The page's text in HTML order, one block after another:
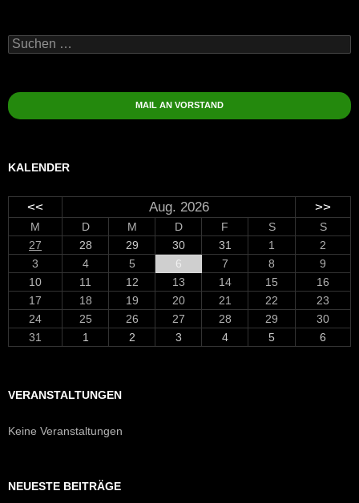
Suchen
nach:
MAIL AN VORSTAND
KALENDER
<< Aug. 2026 >>
M D M D F S
S
27
28 29 30 31 1
2
3
4 5 6 7 8
9
10
11 12 13 14 15
16
17
18 19 20 21 22
23
24
25 26 27 28 29
30
31
1 2 3 4 5 6
VERANSTALTUNGEN
Keine Veranstaltungen
NEUESTE BEITRÄGE